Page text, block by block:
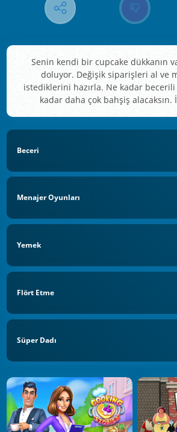
Senin kendi bir cupcake dükkanın
doluyor. Değişik siparişleri al ve
istediklerini hazırla. Ne kadar
kadar daha çok bahşiş alacaksın.
Beceri
Menajer Oyunları
Yemek
Flört Etme
Süper Dadı